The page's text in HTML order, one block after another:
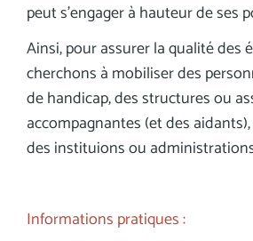
peut s’engager à hauteur de ses
Ainsi, pour assurer la qualité des
cherchons à mobiliser des
de handicap, des structures ou
accompagnantes (et des
des instituions ou
Informations pratiques :